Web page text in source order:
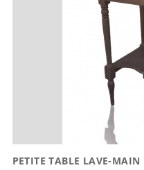
PETITE TABLE LAVE-MAIN